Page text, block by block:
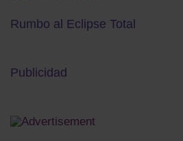
Rumbo al Eclipse Total
Publicidad